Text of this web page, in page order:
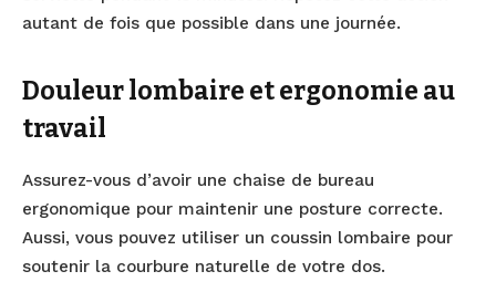
autant de fois que possible dans une journée.
Douleur lombaire et ergonomie au
travail
Assurez-vous d’avoir une chaise de bureau
ergonomique pour maintenir une posture correcte.
Aussi, vous pouvez utiliser un coussin lombaire pour
soutenir la courbure naturelle de votre dos.